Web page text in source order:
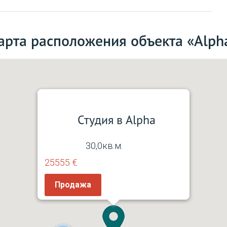
расположения объекта
Студия в Alpha
30,0кв.м.
25555 €
Продажа